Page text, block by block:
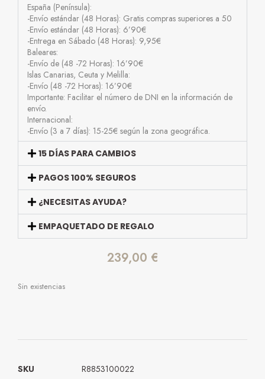
España (Península):
-Envío estándar (48 Horas): Gratis compras superiores a 50
-Envío estándar (48 Horas): 6’90€
-Entrega en Sábado (48 Horas): 9,95€
Baleares:
-Envío de (48 -72 Horas): 16’90€
Islas Canarias, Ceuta y Melilla:
-Envío (48 -72 Horas): 16’90€
Importante: Facilitar el número de DNI en la información de
envío.
Internacional:
-Envío (3 a 7 días): 15-25€ según la zona geográfica.
15 DÍAS PARA CAMBIOS
PAGOS 100% SEGUROS
¿NECESITAS AYUDA?
EMPAQUETADO DE REGALO
239,00 €
Sin existencias
SKU
R8853100022